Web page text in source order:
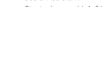
- Startzeitvorwahl: 1-24